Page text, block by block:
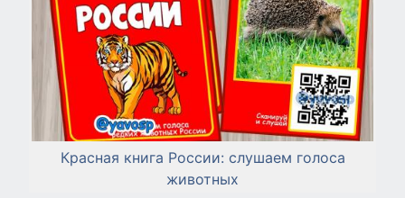
Красная книга России: слушаем голоса
животных